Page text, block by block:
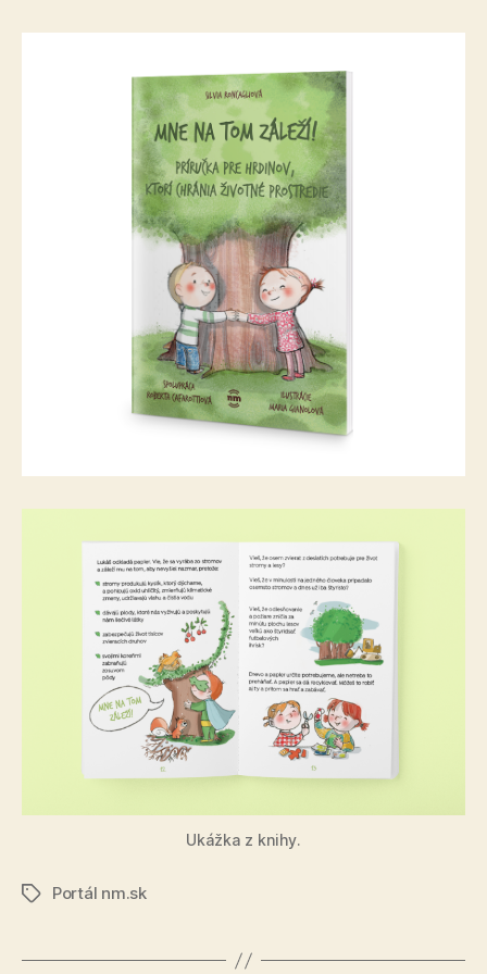
Ukážka z knihy.
ZnačkyPortál nm.sk